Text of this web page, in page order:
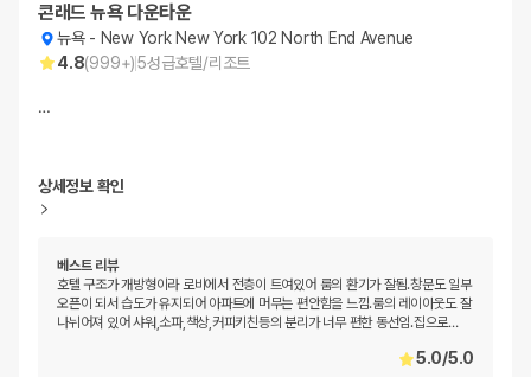
콘래드 뉴욕 다운타운
뉴욕- New York New York 102 North End Avenue
4.8(999+)5성급호텔/리조트
…
상세정보 확인
베스트 리뷰
호텔 구조가 개방형이라 로비에서 전층이 트여있어 룸의 환기가 잘됨.창문도 일부
오픈이 되서 습도가 유지되어 아파트에 머무는 편안함을 느낌.룸의 레이아웃도 잘
나뉘어져 있어 샤워,소파,책상,커피키친등의 분리가 너무 편한 동선임.집으로…
5.0/5.0